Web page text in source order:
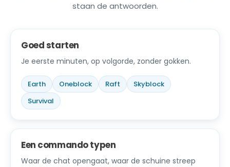
staan de antwoorden.
Goed starten
Je eerste minuten, op volgorde, zonder gokken.
Earth Oneblock Raft
Skyblock
Survival
Een commando typen
Waar de chat opengaat, waar de schuine streep